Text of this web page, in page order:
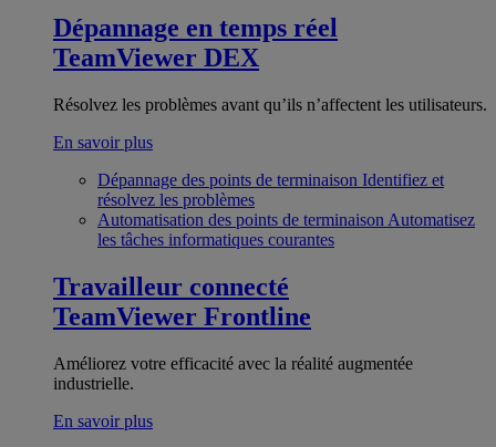
Dépannage en temps réel
TeamViewer DEX
Résolvez les problèmes avant qu’ils n’affectent les utilisateurs.
En savoir plus
Dépannage des points de terminaison Identifiez et
résolvez les problèmes
Automatisation des points de terminaison Automatisez
les tâches informatiques courantes
Travailleur connecté
TeamViewer Frontline
Améliorez votre efficacité avec la réalité augmentée
industrielle.
En savoir plus